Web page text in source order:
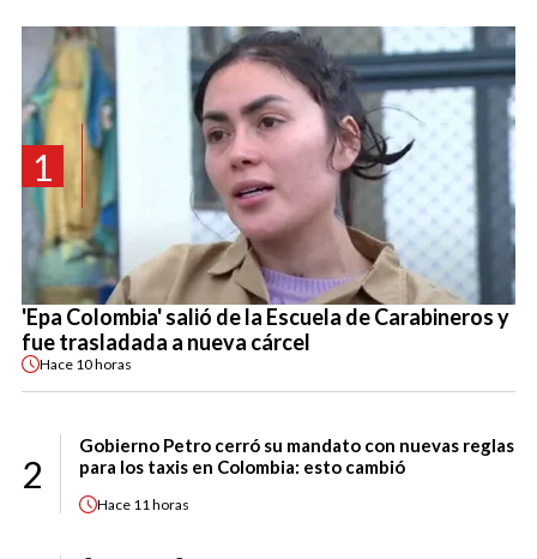
1
'Epa Colombia' salió de la Escuela de Carabineros y
fue trasladada a nueva cárcel
Hace 10 horas
2
Gobierno Petro cerró su mandato con nuevas reglas
para los taxis en Colombia: esto cambió
Hace 11 horas